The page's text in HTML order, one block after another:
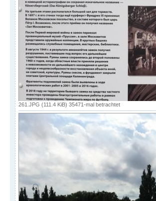
261.JPG (111.4 KiB) 35471-mal betrachtet